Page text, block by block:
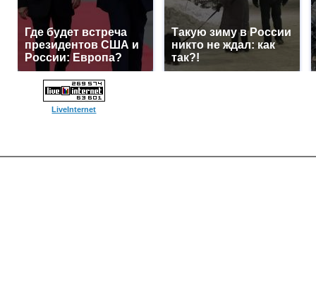
Где будет встреча
президентов США и
России: Европа?
Такую зиму в России
никто не ждал: как
так?!
LiveInternet